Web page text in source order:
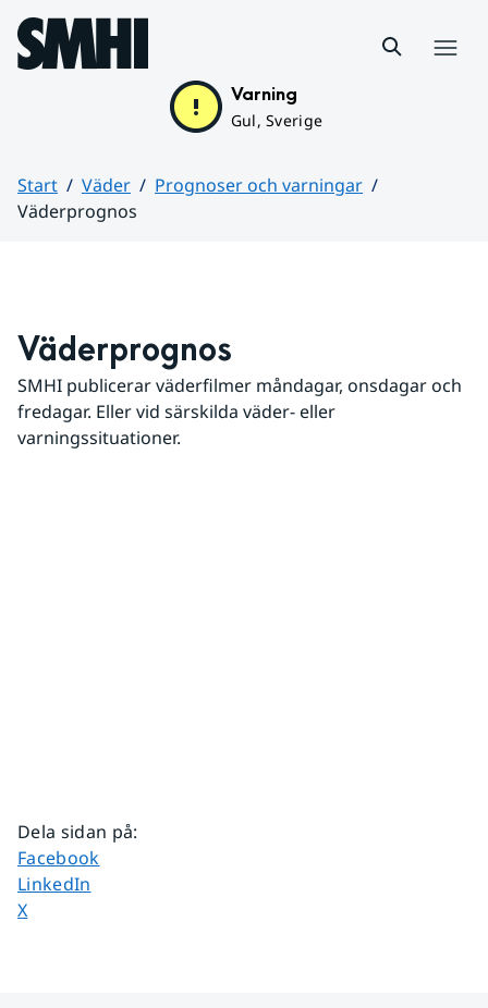
Hoppa till sidans innehåll
Varning
Gul, Sverige
Start Väder
Prognoser och varningar
Väderprognos
Väderprognos
SMHI publicerar väderfilmer måndagar, onsdagar och
fredagar. Eller vid särskilda väder- eller
varningssituationer.
Dela sidan på:
Dela sidan på
Facebook
Dela sidan på
LinkedIn
Dela sidan på
X